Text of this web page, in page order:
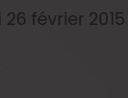
février 2015